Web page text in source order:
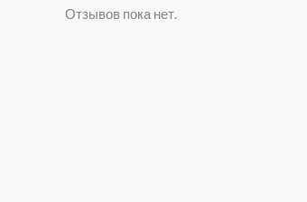
Отзывов пока нет.